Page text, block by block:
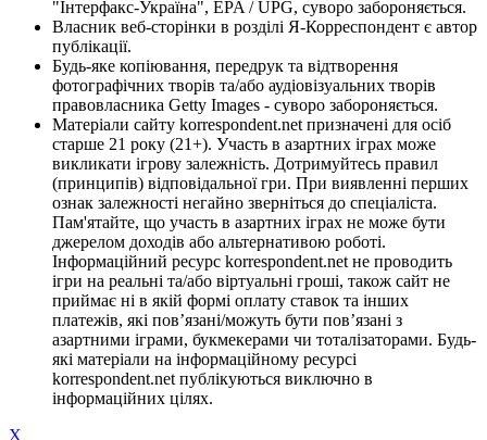
"Інтерфакс-Україна", EPA / UPG, суворо забороняється.
Власник веб-сторінки в розділі Я-Корреспондент є автор
публікації.
Будь-яке копіювання, передрук та відтворення
фотографічних творів та/або аудіовізуальних творів
правовласника Getty Images - суворо забороняється.
Матеріали сайту korrespondent.net призначені для осіб
старше 21 року (21+). Участь в азартних іграх може
викликати ігрову залежність. Дотримуйтесь правил
(принципів) відповідальної гри. При виявленні перших
ознак залежності негайно зверніться до спеціаліста.
Пам'ятайте, що участь в азартних іграх не може бути
джерелом доходів або альтернативою роботі.
Інформаційний ресурс korrespondent.net не проводить
ігри на реальні та/або віртуальні гроші, також сайт не
приймає ні в якій формі оплату ставок та інших
платежів, які пов’язані/можуть бути пов’язані з
азартними іграми, букмекерами чи тоталізаторами. Будь-
які матеріали на інформаційному ресурсі
korrespondent.net публікуються виключно в
інформаційних цілях.
X